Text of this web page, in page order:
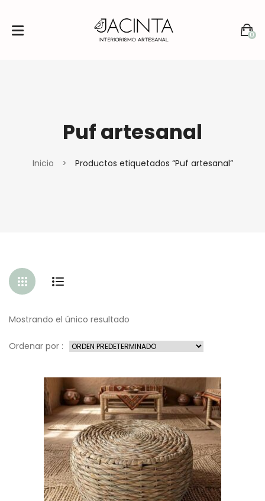
0
Puf artesanal
Inicio > Productos etiquetados “Puf artesanal”
Mostrando el único resultado
Ordenar por :